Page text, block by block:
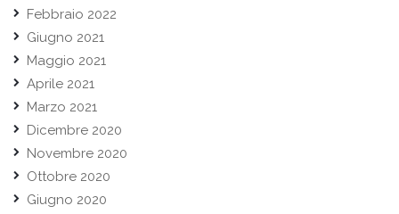
Febbraio 2022
Giugno 2021
Maggio 2021
Aprile 2021
Marzo 2021
Dicembre 2020
Novembre 2020
Ottobre 2020
Giugno 2020